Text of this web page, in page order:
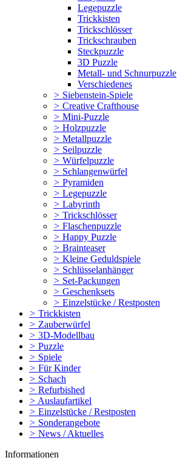
Legepuzzle
Trickkisten
Trickschlösser
Trickschrauben
Steckpuzzle
3D Puzzle
Metall- und Schnurpuzzle
Verschiedenes
> Siebenstein-Spiele
> Creative Crafthouse
> Mini-Puzzle
> Holzpuzzle
> Metallpuzzle
> Seilpuzzle
> Würfelpuzzle
> Schlangenwürfel
> Pyramiden
> Legepuzzle
> Labyrinth
> Trickschlösser
> Flaschenpuzzle
> Happy Puzzle
> Brainteaser
> Kleine Geduldspiele
> Schlüsselanhänger
> Set-Packungen
> Geschenksets
> Einzelstücke / Restposten
> Trickkisten
> Zauberwürfel
> 3D-Modellbau
> Puzzle
> Spiele
> Für Kinder
> Schach
> Refurbished
> Auslaufartikel
> Einzelstücke / Restposten
> Sonderangebote
> News / Aktuelles
Informationen